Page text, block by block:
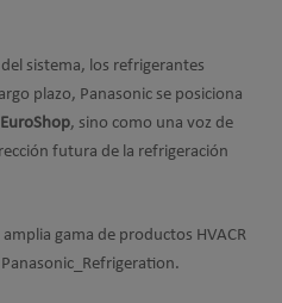
sistema, los refrigerantes
plazo, Panasonic se posiciona
, sino como una voz de
futura de la refrigeración
gama de productos HVACR
Panasonic_Refrigeration.